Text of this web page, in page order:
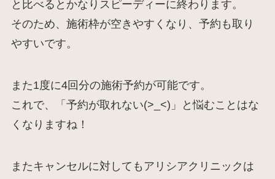
と比べるとかなりスピーディーに終わります。
そのため、施術枠が空きやすくなり、予約も取り
やすいです。
また1度に4回分の施術予約が可能です。
これで、「予約が取れない(>_<)」と悩むことはな
くなりますね！
またキャンセルに対してもアリシアクリニックは